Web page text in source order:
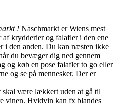
! Naschmarkt er Wiens mest
af krydderier og falafler i den ene
i den anden. Du kan næsten ikke
du bevæger dig ned gennem
og køb en pose falafler to go eller
og se på mennesker. Der er
skal være lækkert uden at gå til
vinen. Hvidvin kan fx blandes